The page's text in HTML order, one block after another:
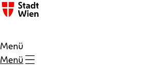
Zum Inhalt
Menü
Menü